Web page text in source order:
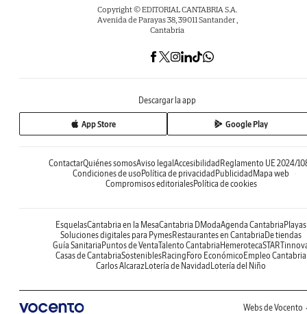
Copyright © EDITORIAL CANTABRIA S.A.
Avenida de Parayas 38, 39011 Santander ,
Cantabria
Descargar la app
App Store Google Play
ContactarQuiénes somosAviso legal Accesibilidad Reglamento UE 2024/
Condiciones de uso Política de privacidad Publicidad Mapa web
Compromisos editorialesPolítica de cookies
EsquelasCantabria en la MesaCantabria DModaAgenda Cantabria Playas
Soluciones digitales para PymesRestaurantes en Cantabria De tiendas
Guía Sanitaria Puntos de VentaTalento Cantabria Hemeroteca
Casas de CantabriaSosteniblesRacing Foro Económico Empleo Cantabria
Carlos AlcarazLotería de Navidad Lotería del Niño
Webs de Vocento